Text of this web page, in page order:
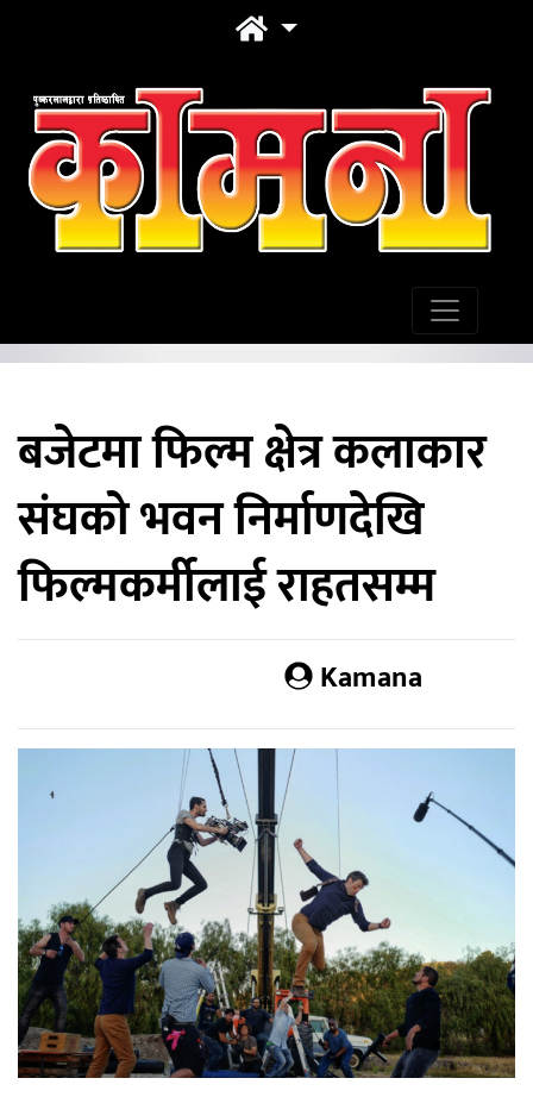
बजेटमा फिल्म क्षेत्र कलाकार
संघको भवन निर्माणदेखि
फिल्मकर्मीलाई राहतसम्म
Kamana